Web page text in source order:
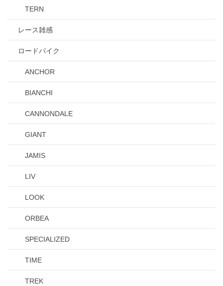
TERN
レース雑感
ロードバイク
ANCHOR
BIANCHI
CANNONDALE
GIANT
JAMIS
LIV
LOOK
ORBEA
SPECIALIZED
TIME
TREK